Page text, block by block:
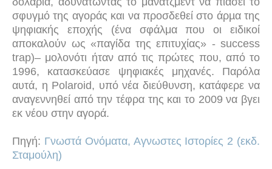
σφυγµό της αγοράς και να προσδεθεί στο άρµα της
ψηφιακής εποχής (ένα σφάλμα που οι ειδικοί
αποκαλούν ως «παγίδα της επιτυχίας» - success
trap)– μολονότι ήταν από τις πρώτες που, από το
1996, κατασκεύασε ψηφιακές μηχανές. Παρόλα
αυτά, η Polaroid, υπό νέα διεύθυνση, κατάφερε να
αναγεννηθεί από την τέφρα της και το 2009 να βγει
εκ νέου στην αγορά.
Πηγή: Γνωστά Ονόματα, Αγνωστες Ιστορίες 2 (εκδ.
Σταμούλη)